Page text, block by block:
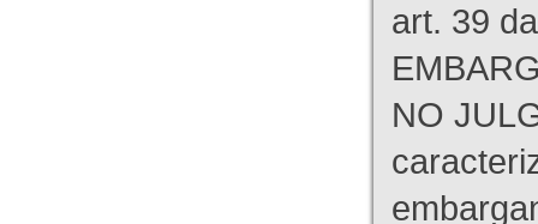
art. 39
NO